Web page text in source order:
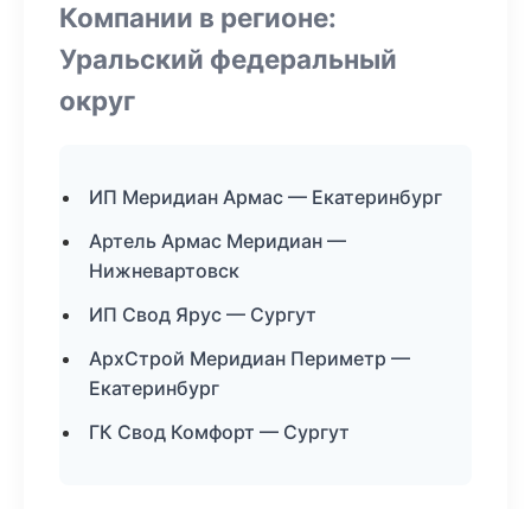
Компании в регионе:
Уральский федеральный
округ
ИП Меридиан Армас — Екатеринбург
Артель Армас Меридиан —
Нижневартовск
ИП Свод Ярус — Сургут
АрхСтрой Меридиан Периметр —
Екатеринбург
ГК Свод Комфорт — Сургут